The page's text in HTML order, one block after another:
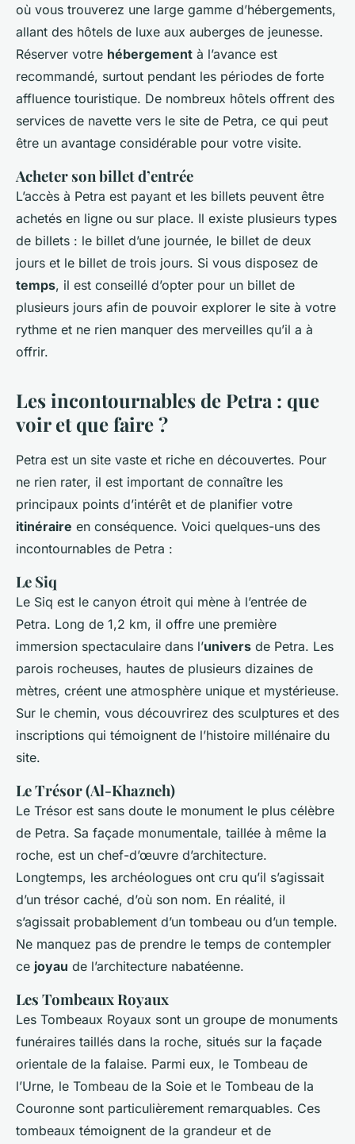
où vous trouverez une large gamme d’hébergements,
allant des hôtels de luxe aux auberges de jeunesse.
Réserver votre hébergement à l’avance est
recommandé, surtout pendant les périodes de forte
affluence touristique. De nombreux hôtels offrent des
services de navette vers le site de Petra, ce qui peut
être un avantage considérable pour votre visite.
Acheter son billet d’entrée
L’accès à Petra est payant et les billets peuvent être
achetés en ligne ou sur place. Il existe plusieurs types
de billets : le billet d’une journée, le billet de deux
jours et le billet de trois jours. Si vous disposez de
temps, il est conseillé d’opter pour un billet de
plusieurs jours afin de pouvoir explorer le site à votre
rythme et ne rien manquer des merveilles qu’il a à
offrir.
Les incontournables de Petra : que
voir et que faire ?
Petra est un site vaste et riche en découvertes. Pour
ne rien rater, il est important de connaître les
principaux points d’intérêt et de planifier votre
itinéraire en conséquence. Voici quelques-uns des
incontournables de Petra :
Le Siq
Le Siq est le canyon étroit qui mène à l’entrée de
Petra. Long de 1,2 km, il offre une première
immersion spectaculaire dans l’univers de Petra. Les
parois rocheuses, hautes de plusieurs dizaines de
mètres, créent une atmosphère unique et mystérieuse.
Sur le chemin, vous découvrirez des sculptures et des
inscriptions qui témoignent de l’histoire millénaire du
site.
Le Trésor (Al-Khazneh)
Le Trésor est sans doute le monument le plus célèbre
de Petra. Sa façade monumentale, taillée à même la
roche, est un chef-d’œuvre d’architecture.
Longtemps, les archéologues ont cru qu’il s’agissait
d’un trésor caché, d’où son nom. En réalité, il
s’agissait probablement d’un tombeau ou d’un temple.
Ne manquez pas de prendre le temps de contempler
ce joyau de l’architecture nabatéenne.
Les Tombeaux Royaux
Les Tombeaux Royaux sont un groupe de monuments
funéraires taillés dans la roche, situés sur la façade
orientale de la falaise. Parmi eux, le Tombeau de
l’Urne, le Tombeau de la Soie et le Tombeau de la
Couronne sont particulièrement remarquables. Ces
tombeaux témoignent de la grandeur et de